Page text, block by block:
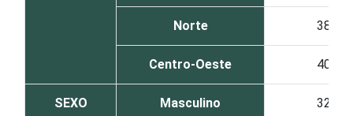
Norte 38
Centro-Oeste 40
SEXO Masculino 32